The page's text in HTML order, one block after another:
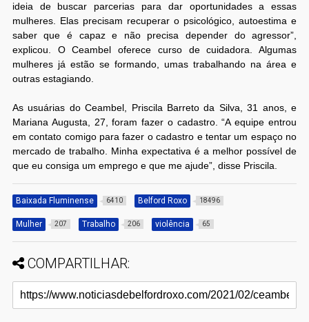
ideia de buscar parcerias para dar oportunidades a essas
mulheres. Elas precisam recuperar o psicológico, autoestima e
saber que é capaz e não precisa depender do agressor”,
explicou. O Ceambel oferece curso de cuidadora. Algumas
mulheres já estão se formando, umas trabalhando na área e
outras estagiando.
As usuárias do Ceambel, Priscila Barreto da Silva, 31 anos, e
Mariana Augusta, 27, foram fazer o cadastro. “A equipe entrou
em contato comigo para fazer o cadastro e tentar um espaço no
mercado de trabalho. Minha expectativa é a melhor possível de
que eu consiga um emprego e que me ajude”, disse Priscila.
Baixada Fluminense 6410 Belford Roxo 18496
Mulher 207 Trabalho 206 violência 65
COMPARTILHAR: